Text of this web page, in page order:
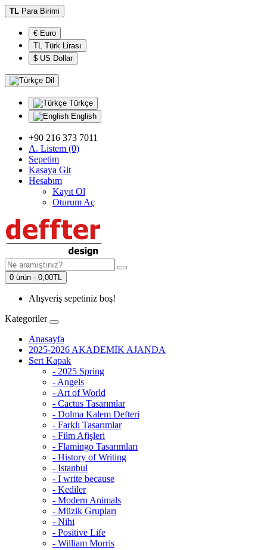
TL Para Birimi
€ Euro
TL Türk Lirası
$ US Dollar
Dil
Türkçe
English
+90 216 373 7011
A. Listem (0)
Sepetim
Kasaya Git
Hesabım
Kayıt Ol
Oturum Aç
0 ürün - 0,00TL
Alışveriş sepetiniz boş!
Kategoriler
Anasayfa
2025-2026 AKADEMİK AJANDA
Sert Kapak
- 2025 Spring
- Angels
- Art of World
- Cactus Tasarımlar
- Dolma Kalem Defteri
- Farklı Tasarımlar
- Film Afişleri
- Flamingo Tasarımları
- History of Writing
- Istanbul
- I write because
- Kediler
- Modern Animals
- Müzik Grupları
- Nihi
- Positive Life
- William Morris